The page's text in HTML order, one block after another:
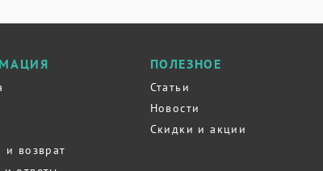
и возврат
ПОЛЕЗНОЕ
Статьи
Новости
Скидки и акции